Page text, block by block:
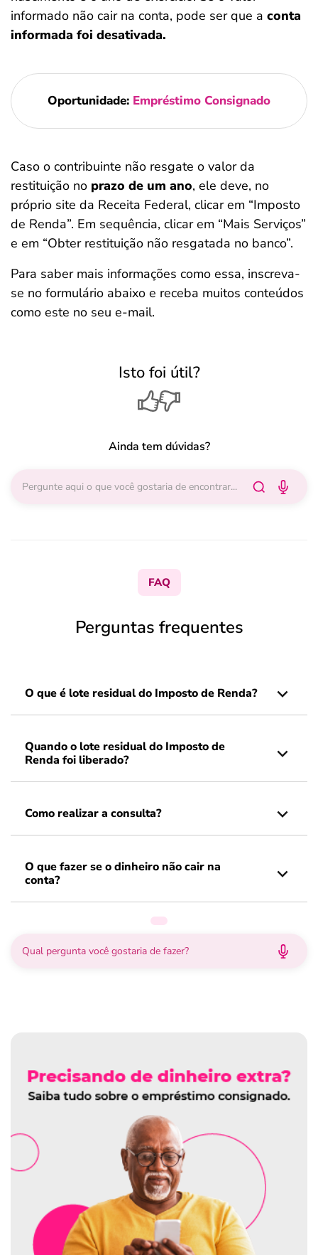
informado não cair na conta, pode ser que a conta
informada foi desativada.
Oportunidade: Empréstimo Consignado
Caso o contribuinte não resgate o valor da
restituição no prazo de um ano, ele deve, no
próprio site da Receita Federal, clicar em “Imposto
de Renda”. Em sequência, clicar em “Mais Serviços”
e em “Obter restituição não resgatada no banco”.
Para saber mais informações como essa, inscreva-
se no formulário abaixo e receba muitos conteúdos
como este no seu e-mail.
Isto foi útil?
Ainda tem dúvidas?
FAQ
Perguntas frequentes
O que é lote residual do Imposto de Renda?
Quando o lote residual do Imposto de
Renda foi liberado?
Como realizar a consulta?
O que fazer se o dinheiro não cair na
conta?